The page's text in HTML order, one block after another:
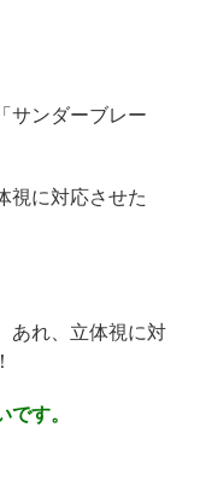
サンダーブレー
視に対応させた
あれ、立体視に対
す。